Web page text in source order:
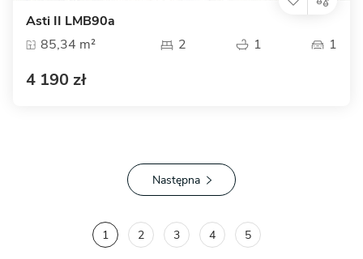
Asti II LMB90a
85,34 m²
2 1 1
4 190 zł
Następna
1 2 3 4 5